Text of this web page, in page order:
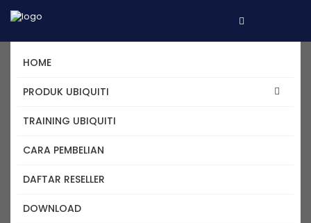
HOME
PRODUK UBIQUITI
TRAINING UBIQUITI
CARA PEMBELIAN
DAFTAR RESELLER
DOWNLOAD
Bergabung Bersama Kami
Kami Siap Menjadi Partner Bisnis Anda